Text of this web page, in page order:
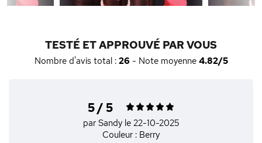
TESTÉ ET APPROUVÉ PAR VOUS
Nombre d'avis total : 26- Note moyenne 4.82/5
5 / 5
par Sandy le 22-10-2025
Couleur : Berry